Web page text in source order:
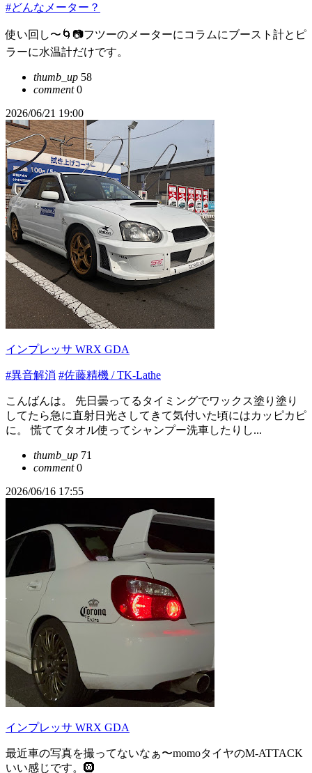
#どんなメーター？
使い回し〜🌀📷フツーのメーターにコラムにブースト計とピ
ラーに水温計だけです。
thumb_up 58
comment0
2026/06/21 19:00
インプレッサ WRX GDA
#異音解消 #佐藤精機 / TK-Lathe
こんばんは。 先日曇ってるタイミングでワックス塗り塗り
してたら急に直射日光さしてきて気付いた頃にはカッピカピ
に。 慌ててタオル使ってシャンプー洗車したりし...
thumb_up 71
comment0
2026/06/16 17:55
インプレッサ WRX GDA
最近車の写真を撮ってないなぁ〜momoタイヤのM-ATTACK
いい感じです。🛞